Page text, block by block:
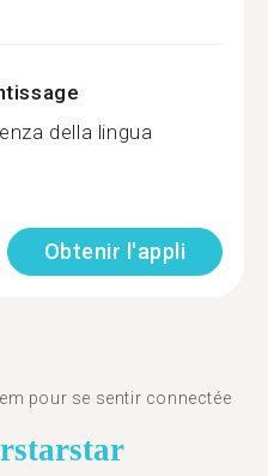
della lingua
Obtenir l'appli
pour se sentir connectée
starstar